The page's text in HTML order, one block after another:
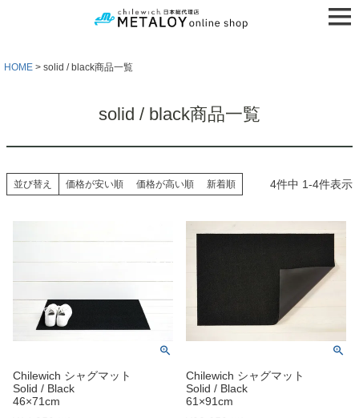
HOME solid / black商品一覧
solid / black商品一覧
並び替え 価格が安い順 価格が高い順 新着順 4件中 1-4件表示
Chilewich シャグマット
Solid / Black
46×71cm
Chilewich シャグマット
Solid / Black
61×91cm
検索